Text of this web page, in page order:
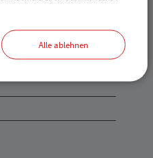
Alle ablehnen